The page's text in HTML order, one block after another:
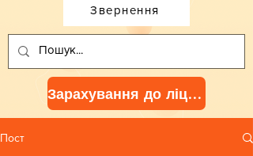
Зарахування до ліцею
Звернення
Пост